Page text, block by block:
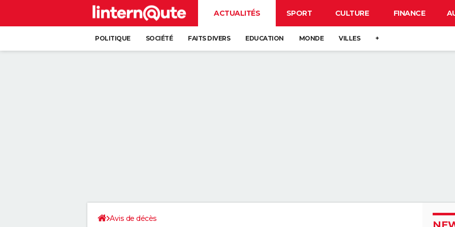
ACTUALITÉS SPORT CULTURE FINANCE
POLITIQUE SOCIÉTÉ FAITS DIVERS EDUCATION MONDE VILLES +
Avis de décès